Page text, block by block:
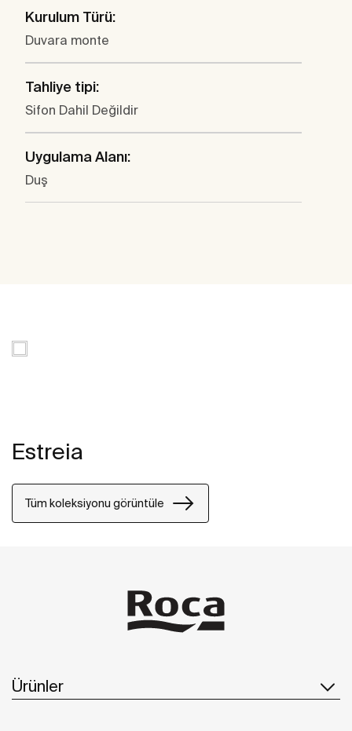
Kurulum Türü:
Duvara monte
Tahliye tipi:
Sifon Dahil Değildir
Uygulama Alanı:
Duş
Estreia
Tüm koleksiyonu görüntüle
Ürünler